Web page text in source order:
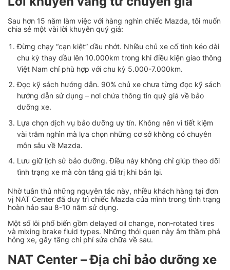
Sau hơn 15 năm làm việc với hàng nghìn chiếc Mazda, tôi muốn
chia sẻ một vài lời khuyên quý giá:
Đừng chạy “cạn kiệt” dầu nhớt. Nhiều chủ xe cố tình kéo dài
chu kỳ thay dầu lên 10.000km trong khi điều kiện giao thông
Việt Nam chỉ phù hợp với chu kỳ 5.000-7.000km.
Đọc kỹ sách hướng dẫn. 90% chủ xe chưa từng đọc kỹ sách
hướng dẫn sử dụng – nơi chứa thông tin quý giá về bảo
dưỡng xe.
Lựa chọn dịch vụ bảo dưỡng uy tín. Không nên vì tiết kiệm
vài trăm nghìn mà lựa chọn những cơ sở không có chuyên
môn sâu về Mazda.
Lưu giữ lịch sử bảo dưỡng. Điều này không chỉ giúp theo dõi
tình trạng xe mà còn tăng giá trị khi bán lại.
Nhờ tuân thủ những nguyên tắc này, nhiều khách hàng tại đơn
vị NAT Center đã duy trì chiếc Mazda của mình trong tình trạng
hoàn hảo sau 8-10 năm sử dụng.
Một số lỗi phổ biến gồm delayed oil change, non-rotated tires
và mixing brake fluid types. Những thói quen này âm thầm phá
hỏng xe, gây tăng chi phí sửa chữa về sau.
NAT Center – Địa chỉ bảo dưỡng xe